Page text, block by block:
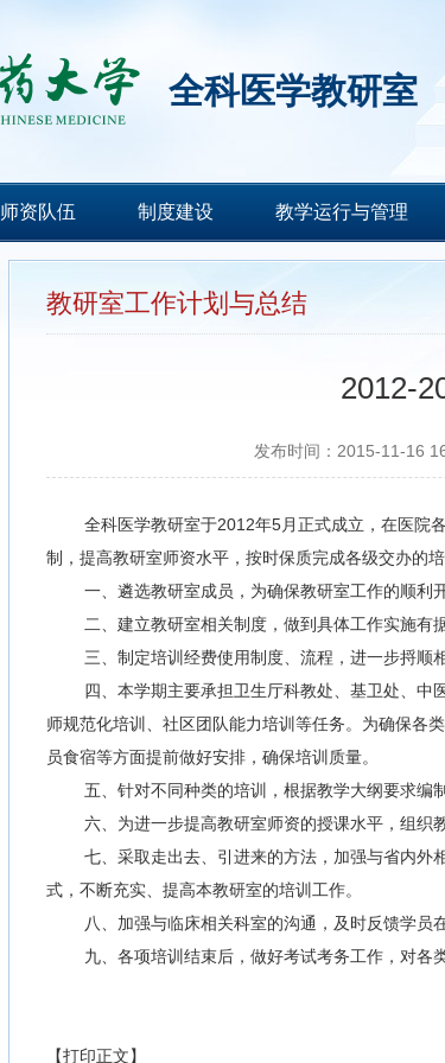
全科医学教研室
师资队伍 制度建设 教学运行与管理
教研室工作计划与总结
2012-
发布时间：2015-11-16
全科医学教研室于2012年5月正式成立，在医院各
制，提高教研室师资水平，按时保质完成各级交办的培
一、遴选教研室成员，为确保教研室工作的顺利开
二、建立教研室相关制度，做到具体工作实施有据
三、制定培训经费使用制度、流程，进一步捋顺相
四、本学期主要承担卫生厅科教处、基卫处、中医
师规范化培训、社区团队能力培训等任务。为确保各
员食宿等方面提前做好安排，确保培训质量。
五、针对不同种类的培训，根据教学大纲要求编制
六、为进一步提高教研室师资的授课水平，组织教
七、采取走出去、引进来的方法，加强与省内外相
式，不断充实、提高本教研室的培训工作。
八、加强与临床相关科室的沟通，及时反馈学员在
九、各项培训结束后，做好考试考务工作，对各类
【打印正文】